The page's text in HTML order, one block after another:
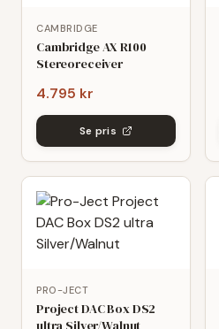
CAMBRIDGE
Cambridge AX R100
Stereoreceiver
4.795 kr
Se pris
PRO-JECT
Project DAC Box DS2
ultra Silver/Walnut